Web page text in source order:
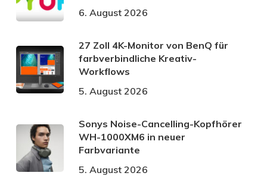
6. August 2026
27 Zoll 4K-Monitor von BenQ für
farbverbindliche Kreativ-
Workflows
5. August 2026
Sonys Noise-Cancelling-Kopfhörer
WH-1000XM6 in neuer
Farbvariante
5. August 2026